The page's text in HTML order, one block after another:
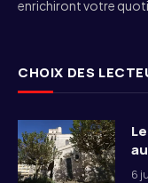
enrichiront votre
CHOIX DES
6